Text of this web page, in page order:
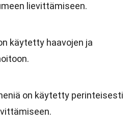
lievittämiseen.
käytetty haavojen ja
on käytetty perinteisesti